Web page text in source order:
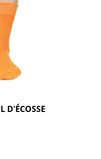
D'ÉCOSSE